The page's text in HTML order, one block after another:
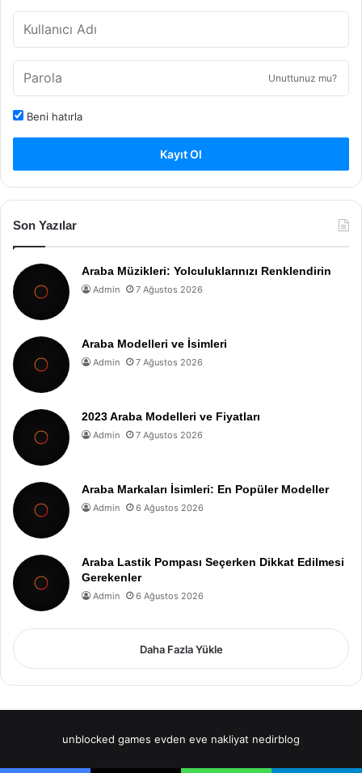
Unuttunuz mu?
Beni hatırla
Kayıt Ol
Son Yazılar
Araba Müzikleri: Yolculuklarınızı Renklendirin
Admin 7 Ağustos 2026
Araba Modelleri ve İsimleri
Admin 7 Ağustos 2026
2023 Araba Modelleri ve Fiyatları
Admin 7 Ağustos 2026
Araba Markaları İsimleri: En Popüler Modeller
Admin 6 Ağustos 2026
Araba Lastik Pompası Seçerken Dikkat Edilmesi
Gerekenler
Admin 6 Ağustos 2026
Daha Fazla Yükle
unblocked games evden eve nakliyat nedirblog